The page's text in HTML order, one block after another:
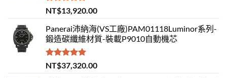
評分5.00
滿分 5
NT$13,920.00
Panerai沛納海(VS工廠)PAM01118Luminor系列-
鍛造碳纖維材質-裝載P9010自動機芯
評分5.00
滿分 5
NT$37,320.00